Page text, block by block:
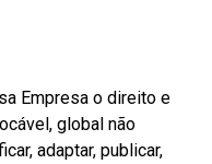
Empresa o direito e
global não
adaptar, publicar,